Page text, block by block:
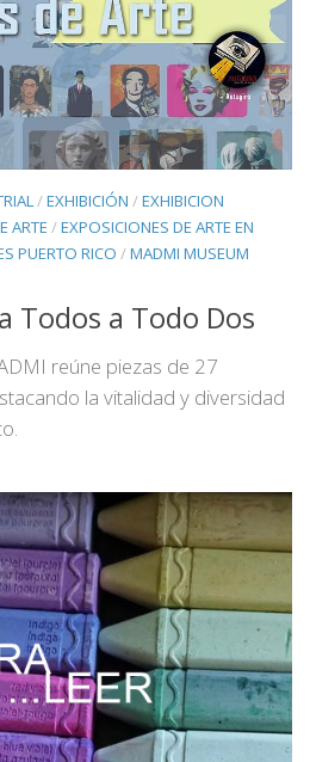
/EXHIBICIÓN /EXHIBICION
ARTE /EXPOSICIONES DE ARTE EN
PUERTO RICO /MADMI MUSEUM
Todos a Todo Dos
reúne piezas de 27
la vitalidad y diversidad